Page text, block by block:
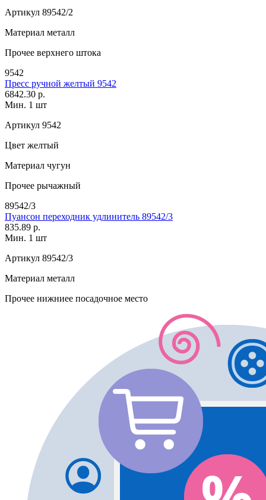
Артикул 89542/2
Материал металл
Прочее верхнего штока
9542
Пресс ручной желтый 9542
6842.30 р.
Мин. 1 шт
Артикул 9542
Цвет желтый
Материал чугун
Прочее рычажный
89542/3
Пуансон переходник удлинитель 89542/3
835.89 р.
Мин. 1 шт
Артикул 89542/3
Материал металл
Прочее нижниее посадочное место